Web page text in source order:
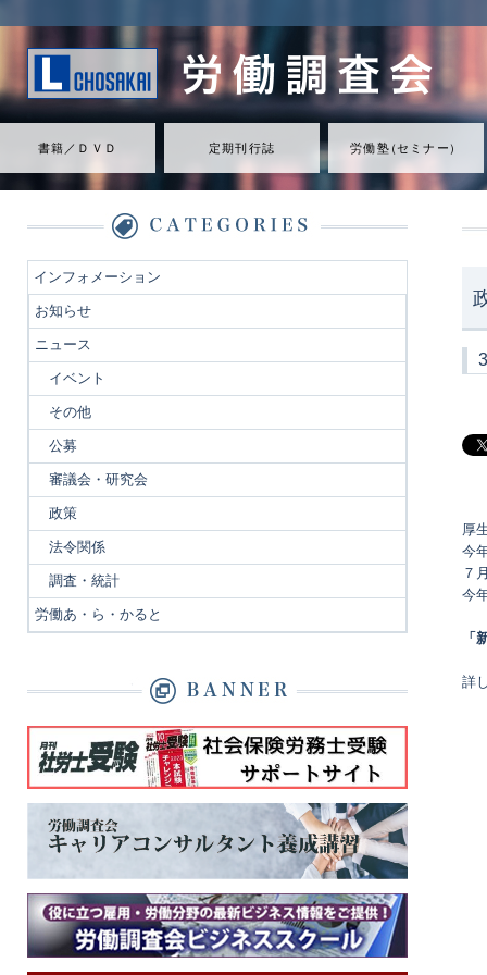
書籍／ＤＶＤ 定期刊行誌 労働塾（セミナ ー ）
厚
今
７
今
詳
インフォメーション
お知らせ
ニュース
イベント
その他
公募
審議会・研究会
政策
法令関係
調査・統計
労働あ・ら・かると